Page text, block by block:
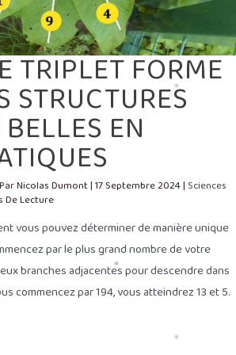
TRIPLET FORME
STRUCTURES
EN
Nicolas Dumont|17 Septembre 2024| Sciences
De Lecture
vous pouvez déterminer de manière unique
par le plus grand nombre de votre
branches adjacentes pour descendre dans
commencez par 194, vous atteindrez 13 et 5.